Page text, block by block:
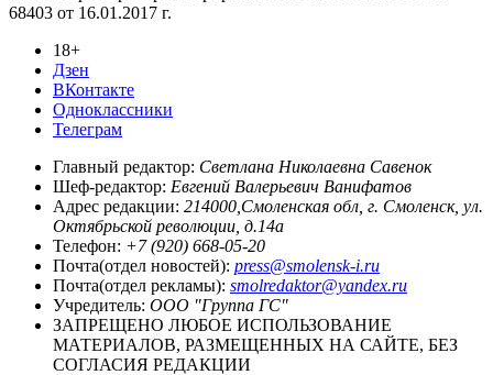
68403 от 16.01.2017 г.
18+
Дзен
ВКонтакте
Одноклассники
Телеграм
Главный редактор: Светлана Николаевна Савенок
Шеф-редактор: Евгений Валерьевич Ванифатов
Адрес редакции: 214000,Смоленская обл, г. Смоленск, ул.
Октябрьской революции, д.14а
Телефон: +7 (920) 668-05-20
Почта(отдел новостей): press@smolensk-i.ru
Почта(отдел рекламы): smolredaktor@yandex.ru
Учредитель: ООО "Группа ГС"
ЗАПРЕЩЕНО ЛЮБОЕ ИСПОЛЬЗОВАНИЕ
МАТЕРИАЛОВ, РАЗМЕЩЕННЫХ НА САЙТЕ, БЕЗ
СОГЛАСИЯ РЕДАКЦИИ